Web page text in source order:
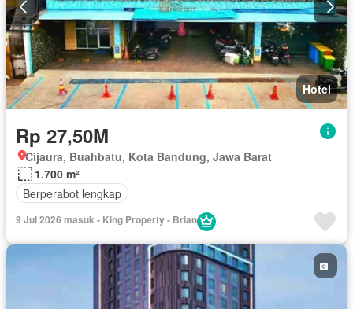
Hotel
Rp 27,50M
Cijaura, Buahbatu, Kota Bandung, Jawa Barat
1.700 m²
Berperabot lengkap
9 Jul 2026 masuk - King Property - Brian